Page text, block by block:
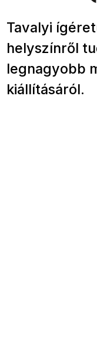
Tavalyi
helyszínről
legnagyobb
kiállításáról.